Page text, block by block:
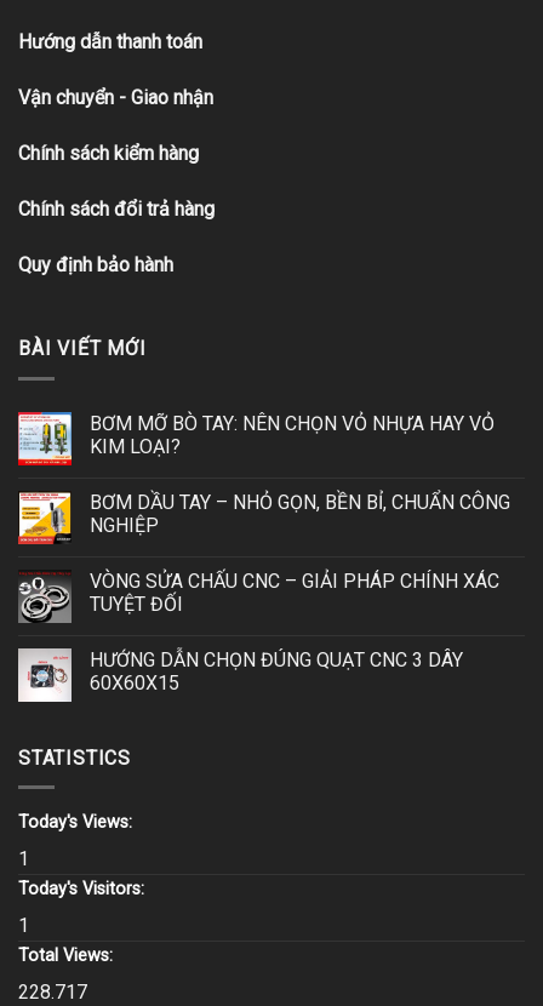
Hướng dẫn thanh toán
Vận chuyển - Giao nhận
Chính sách kiểm hàng
Chính sách đổi trả hàng
Quy định bảo hành
BÀI VIẾT MỚI
BƠM MỠ BÒ TAY: NÊN CHỌN VỎ NHỰA HAY VỎ
KIM LOẠI?
BƠM DẦU TAY – NHỎ GỌN, BỀN BỈ, CHUẨN CÔNG
NGHIỆP
VÒNG SỬA CHẤU CNC – GIẢI PHÁP CHÍNH XÁC
TUYỆT ĐỐI
HƯỚNG DẪN CHỌN ĐÚNG QUẠT CNC 3 DÂY
60X60X15
STATISTICS
Today's Views:
1
Today's Visitors:
1
Total Views:
228.717